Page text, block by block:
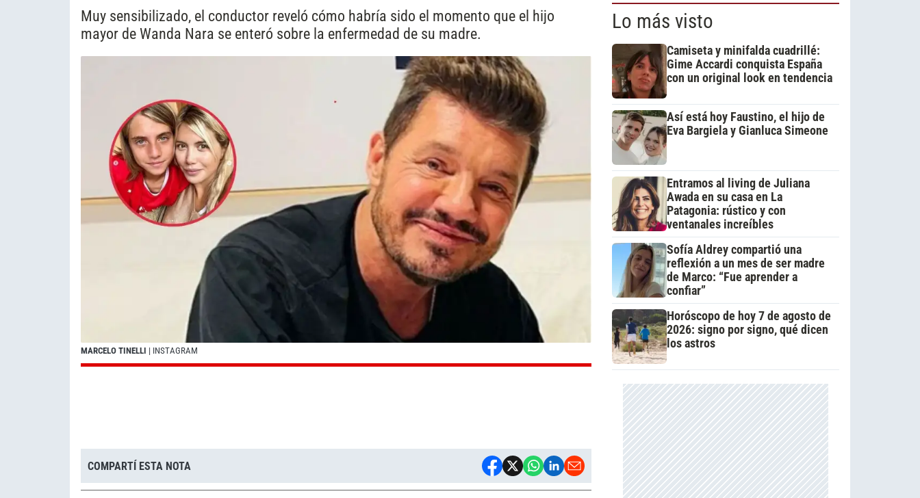
Muy sensibilizado, el conductor reveló cómo habría sido el momento que el hijo
mayor de Wanda Nara se enteró sobre la enfermedad de su madre.
MARCELO TINELLI | INSTAGRAM
COMPARTÍ ESTA NOTA
Lo más visto
Camiseta y minifalda cuadrillé:
Gime Accardi conquista España
con un original look en tendencia
Así está hoy Faustino, el hijo de
Eva Bargiela y Gianluca Simeone
Entramos al living de Juliana
Awada en su casa en La
Patagonia: rústico y con
ventanales increíbles
Sofía Aldrey compartió una
reflexión a un mes de ser madre
de Marco: “Fue aprender a
confiar”
Horóscopo de hoy 7 de agosto de
2026: signo por signo, qué dicen
los astros